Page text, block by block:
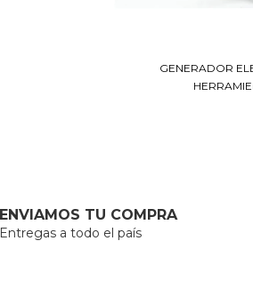
GENERADOR
ENVIAMOS TU COMPRA
Entregas a todo el país